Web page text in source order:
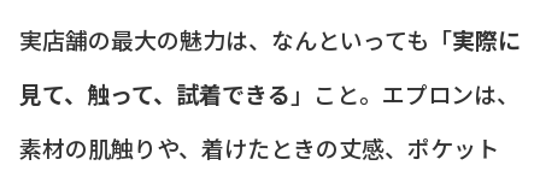
実店舗の最大の魅力は、なんといっても「実際に
見て、触って、試着できる 」こと。エプロンは、
素材の肌触りや、着けたときの丈感、ポケット